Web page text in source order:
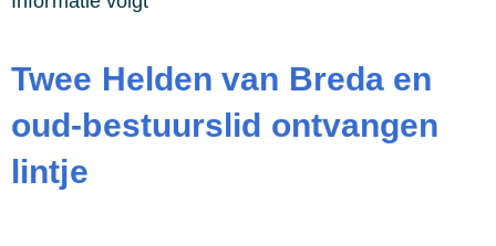
Twee Helden van Breda en
oud-bestuurslid ontvangen
lintje